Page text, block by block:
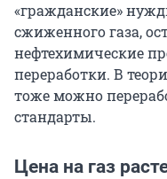
«гражданские»
сжиженного газа,
нефтехимические
переработки. В
тоже можно
стандарты.
Цена на газ